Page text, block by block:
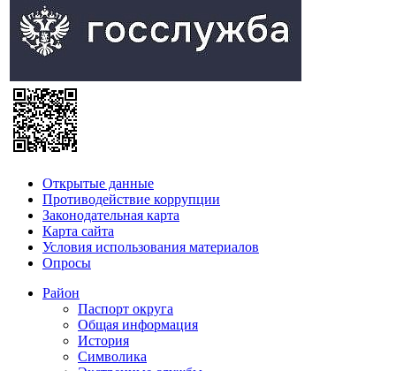
Открытые данные
Противодействие коррупции
Законодательная карта
Карта сайта
Условия использования материалов
Опросы
Район
Паспорт округа
Общая информация
История
Символика